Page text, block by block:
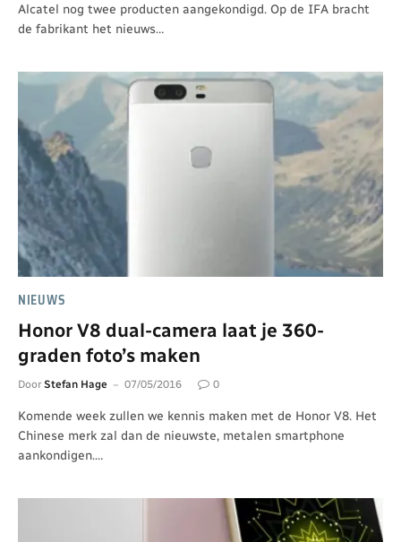
Alcatel nog twee producten aangekondigd. Op de IFA bracht
de fabrikant het nieuws…
NIEUWS
Honor V8 dual-camera laat je 360-
graden foto’s maken
Door Stefan Hage 07/05/2016 0
Komende week zullen we kennis maken met de Honor V8. Het
Chinese merk zal dan de nieuwste, metalen smartphone
aankondigen.…